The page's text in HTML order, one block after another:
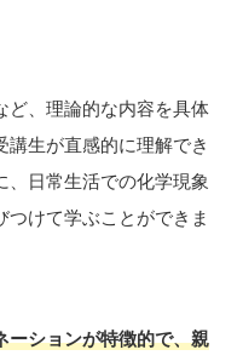
ど、理論的な内容を具体
生が直感的に理解でき
、日常生活での化学現象
つけて学ぶことができま
ーションが特徴的で、親